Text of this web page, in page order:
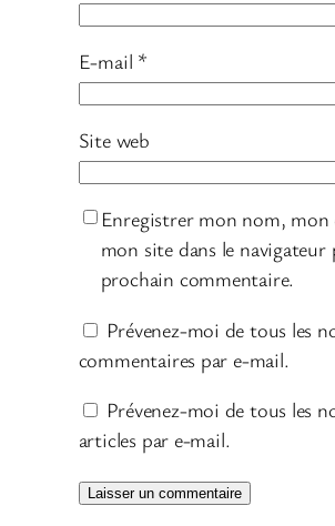
E-mail *
Site web
Enregistrer mon nom, mon
mon site dans le
prochain commentaire.
Prévenez-moi de tous les
commentaires par e-mail.
Prévenez-moi de tous les
articles par e-mail.